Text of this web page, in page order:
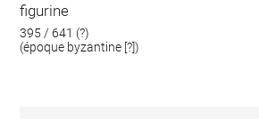
figurine
395 / 641 (?)
(époque byzantine [?])